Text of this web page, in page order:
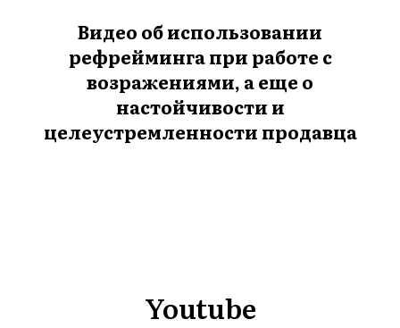
Видео об использовании
рефрейминга при работе с
возражениями, а еще о
настойчивости и
целеустремленности продавца
Youtube